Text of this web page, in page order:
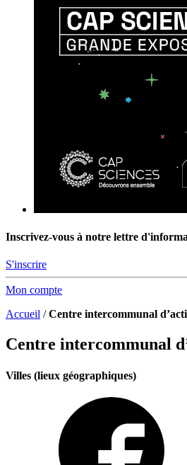
Inscrivez-vous à notre lettre
S'inscrire
Mon compte
Accueil /Centre intercommunal
Centre intercommunal
Villes (lieux géographiques)